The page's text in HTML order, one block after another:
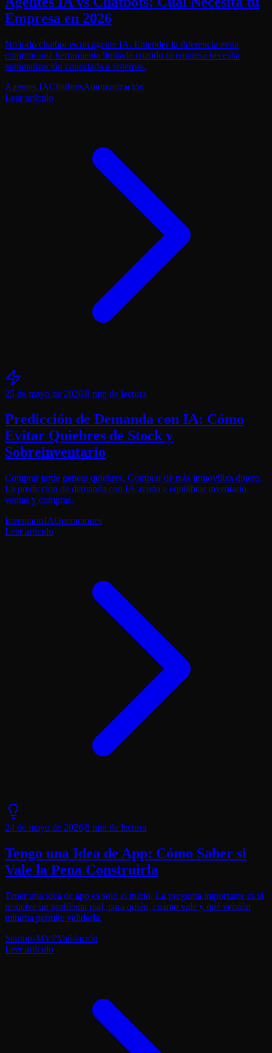
Empresa en 2026
No todo chatbot es un agente IA. Entender la diferencia evita
comprar una herramienta limitada cuando tu empresa necesita
automatización conectada a sistemas.
Agentes IAChatbotsAutomatización
Leer artículo
25 de mayo de 2026|8 min de lectura
Predicción de Demanda con IA: Cómo
Evitar Quiebres de Stock y
Sobreinventario
Comprar tarde genera quiebres. Comprar de más inmoviliza dinero.
La predicción de demanda con IA ayuda a equilibrar inventario,
ventas y compras.
InventarioIAOperaciones
Leer artículo
24 de mayo de 2026|8 min de lectura
Tengo una Idea de App: Cómo Saber si
Vale la Pena Construirla
Tener una idea de app es solo el inicio. La pregunta importante es si
resuelve un problema real, para quién, cuánto vale y qué versión
mínima permite validarla.
StartupsMVPValidación
Leer artículo